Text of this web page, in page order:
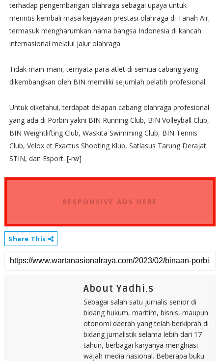
terhadap pengembangan olahraga sebagai upaya untuk
merintis kembali masa kejayaan prestasi olahraga di Tanah Air,
termasuk mengharumkan nama bangsa Indonesia di kancah
internasional melalui jalur olahraga.
Tidak main-main, ternyata para atlet di semua cabang yang
dikembangkan oleh BIN memiliki sejumlah pelatih profesional.
Untuk diketahui, terdapat delapan cabang olahraga profesional
yang ada di Porbin yakni BIN Running Club, BIN Volleyball Club,
BIN Weightlifting Club, Waskita Swimming Club, BIN Tennis
Club, Velox et Exactus Shooting Klub, Satlasus Tarung Derajat
STIN, dan Esport. [-rw]
RESPONSIVE ADS HERE
Share This
About Yadhi.s
Sebagai salah satu jurnalis senior di
bidang hukum, maritim, bisnis, maupun
otonomi daerah yang telah berkiprah di
bidang jurnalistik selama lebih dari 17
tahun, berbagai karyanya menghiasi
wajah media nasional. Beberapa buku